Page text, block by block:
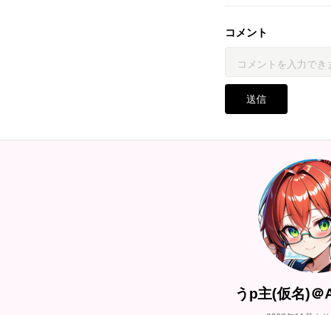
キーラ「ほほぅ。
デト「私は何もして
ユピテル「人間が一
ゃるのですね。」
世界「主女島の民
ん。破壊龍とは言
可奈子「まっ、傷
アビ「〜〜〜ッ！畜
コメント
送信
うp主(仮名)＠